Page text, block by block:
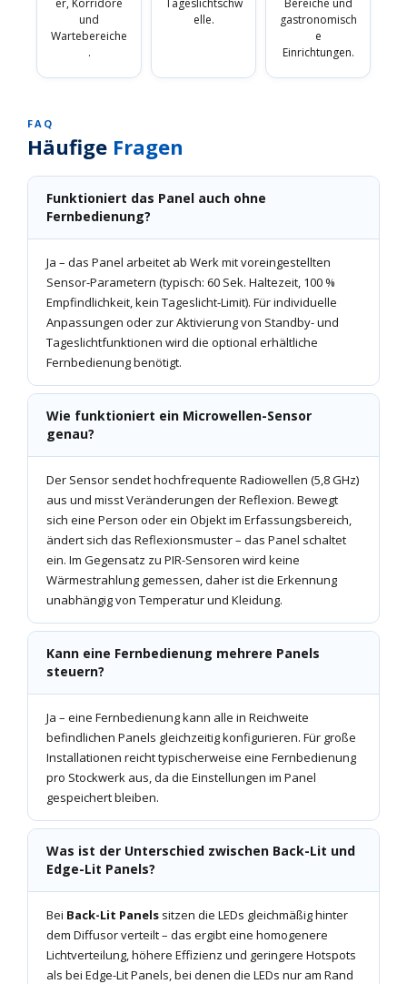
er, Korridore
und
Wartebereiche
.
Tageslichtschw
elle.
Bereiche und
gastronomisch
e
Einrichtungen.
FAQ
Häufige Fragen
Funktioniert das Panel auch ohne
Fernbedienung?
Ja – das Panel arbeitet ab Werk mit voreingestellten
Sensor-Parametern (typisch: 60 Sek. Haltezeit, 100 %
Empfindlichkeit, kein Tageslicht-Limit). Für individuelle
Anpassungen oder zur Aktivierung von Standby- und
Tageslichtfunktionen wird die optional erhältliche
Fernbedienung benötigt.
Wie funktioniert ein Microwellen-Sensor
genau?
Der Sensor sendet hochfrequente Radiowellen (5,8 GHz)
aus und misst Veränderungen der Reflexion. Bewegt
sich eine Person oder ein Objekt im Erfassungsbereich,
ändert sich das Reflexionsmuster – das Panel schaltet
ein. Im Gegensatz zu PIR-Sensoren wird keine
Wärmestrahlung gemessen, daher ist die Erkennung
unabhängig von Temperatur und Kleidung.
Kann eine Fernbedienung mehrere Panels
steuern?
Ja – eine Fernbedienung kann alle in Reichweite
befindlichen Panels gleichzeitig konfigurieren. Für große
Installationen reicht typischerweise eine Fernbedienung
pro Stockwerk aus, da die Einstellungen im Panel
gespeichert bleiben.
Was ist der Unterschied zwischen Back-Lit und
Edge-Lit Panels?
Bei Back-Lit Panels sitzen die LEDs gleichmäßig hinter
dem Diffusor verteilt – das ergibt eine homogenere
Lichtverteilung, höhere Effizienz und geringere Hotspots
als bei Edge-Lit Panels, bei denen die LEDs nur am Rand